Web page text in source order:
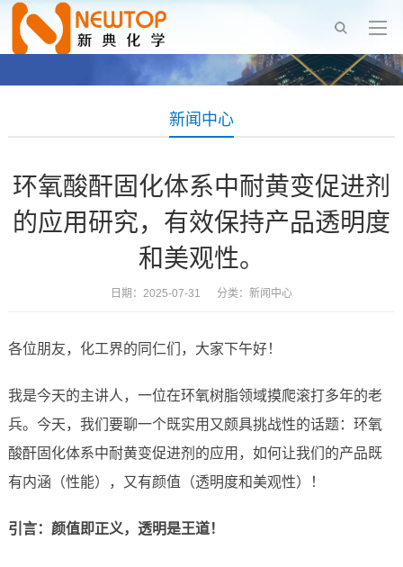
新闻中心
环氧酸酐固化体系中耐黄变促进剂
的应用研究，有效保持产品透明度
和美观性。
日期：2025-07-31 分类： 新闻中心
各位朋友，化工界的同仁们，大家下午好！
我是今天的主讲人，一位在环氧树脂领域摸爬滚打多年的老
兵。今天，我们要聊一个既实用又颇具挑战性的话题：环氧
酸酐固化体系中耐黄变促进剂的应用，如何让我们的产品既
有内涵（性能），又有颜值（透明度和美观性）！
引言：颜值即正义，透明是王道！